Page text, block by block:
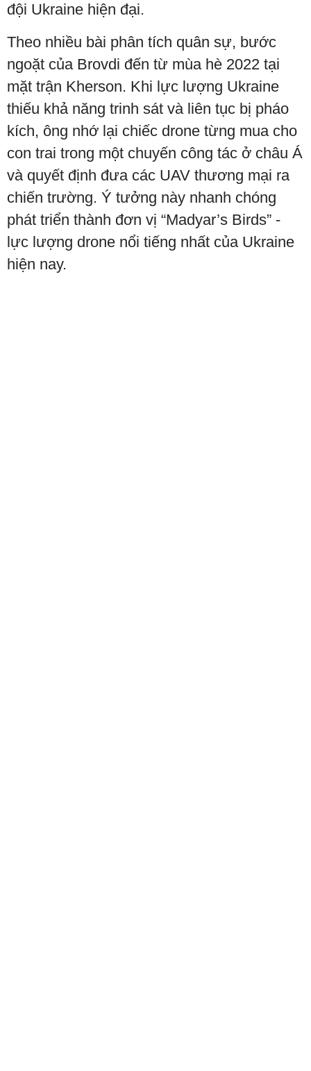
đội Ukraine hiện đại.
Theo nhiều bài phân tích quân sự, bước
ngoặt của Brovdi đến từ mùa hè 2022 tại
mặt trận Kherson. Khi lực lượng Ukraine
thiếu khả năng trinh sát và liên tục bị pháo
kích, ông nhớ lại chiếc drone từng mua cho
con trai trong một chuyến công tác ở châu Á
và quyết định đưa các UAV thương mại ra
chiến trường. Ý tưởng này nhanh chóng
phát triển thành đơn vị “Madyar’s Birds” -
lực lượng drone nổi tiếng nhất của Ukraine
hiện nay.